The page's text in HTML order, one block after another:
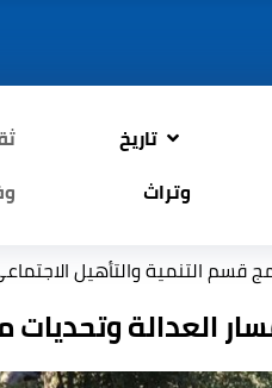
تاريخ
وتراث
العدالة وتحديات